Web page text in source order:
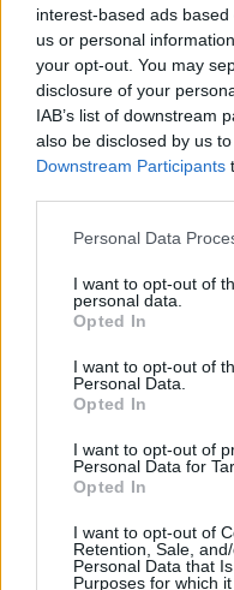
interest-based ads
us or personal
your opt-out. You may
disclosure of your
IAB’s list of downstream
also be disclosed by us
Downstream Participants
Personal Data
I want to opt-out of
personal data.
Opted In
I want to opt-out of
Personal Data.
Opted In
I want to opt-out of
Personal Data for
Opted In
I want to opt-out of
Retention, Sale,
Personal Data that
Purposes for which it
Bylą perėmė
prokuratūra, kuri
analizuoja bylos
ekspertų
policininkė
Komentuoti po
Prisijunkite prie
bendruomenės ir